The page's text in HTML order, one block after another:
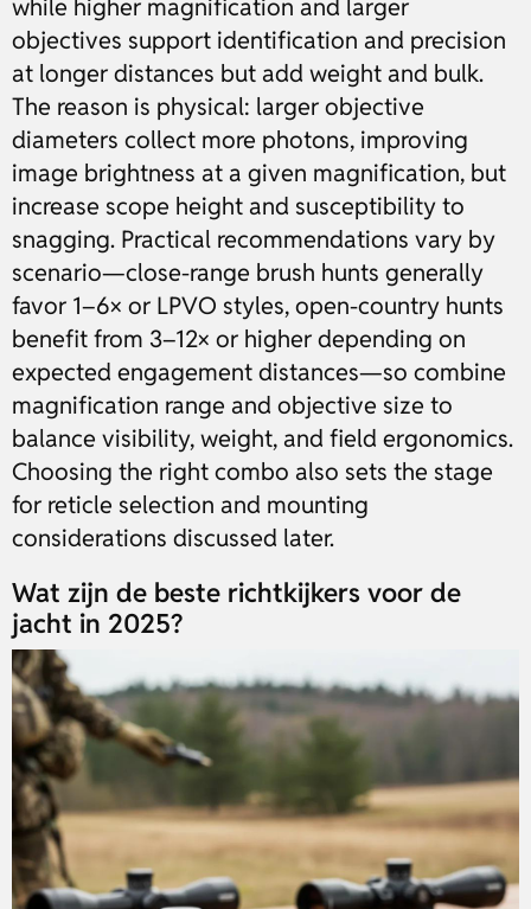
while higher magnification and larger
objectives support identification and precision
at longer distances but add weight and bulk.
The reason is physical: larger objective
diameters collect more photons, improving
image brightness at a given magnification, but
increase scope height and susceptibility to
snagging. Practical recommendations vary by
scenario—close-range brush hunts generally
favor 1–6× or LPVO styles, open-country hunts
benefit from 3–12× or higher depending on
expected engagement distances—so combine
magnification range and objective size to
balance visibility, weight, and field ergonomics.
Choosing the right combo also sets the stage
for reticle selection and mounting
considerations discussed later.
Wat zijn de beste richtkijkers voor de
jacht in 2025?